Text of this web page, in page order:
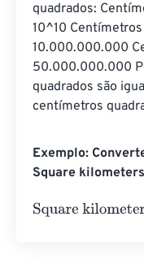
quadrados:
10^10
10.000.000.000
50.000.000.000
quadrados são
centímetros
Exemplo:
Square kilometers
Square kilometers